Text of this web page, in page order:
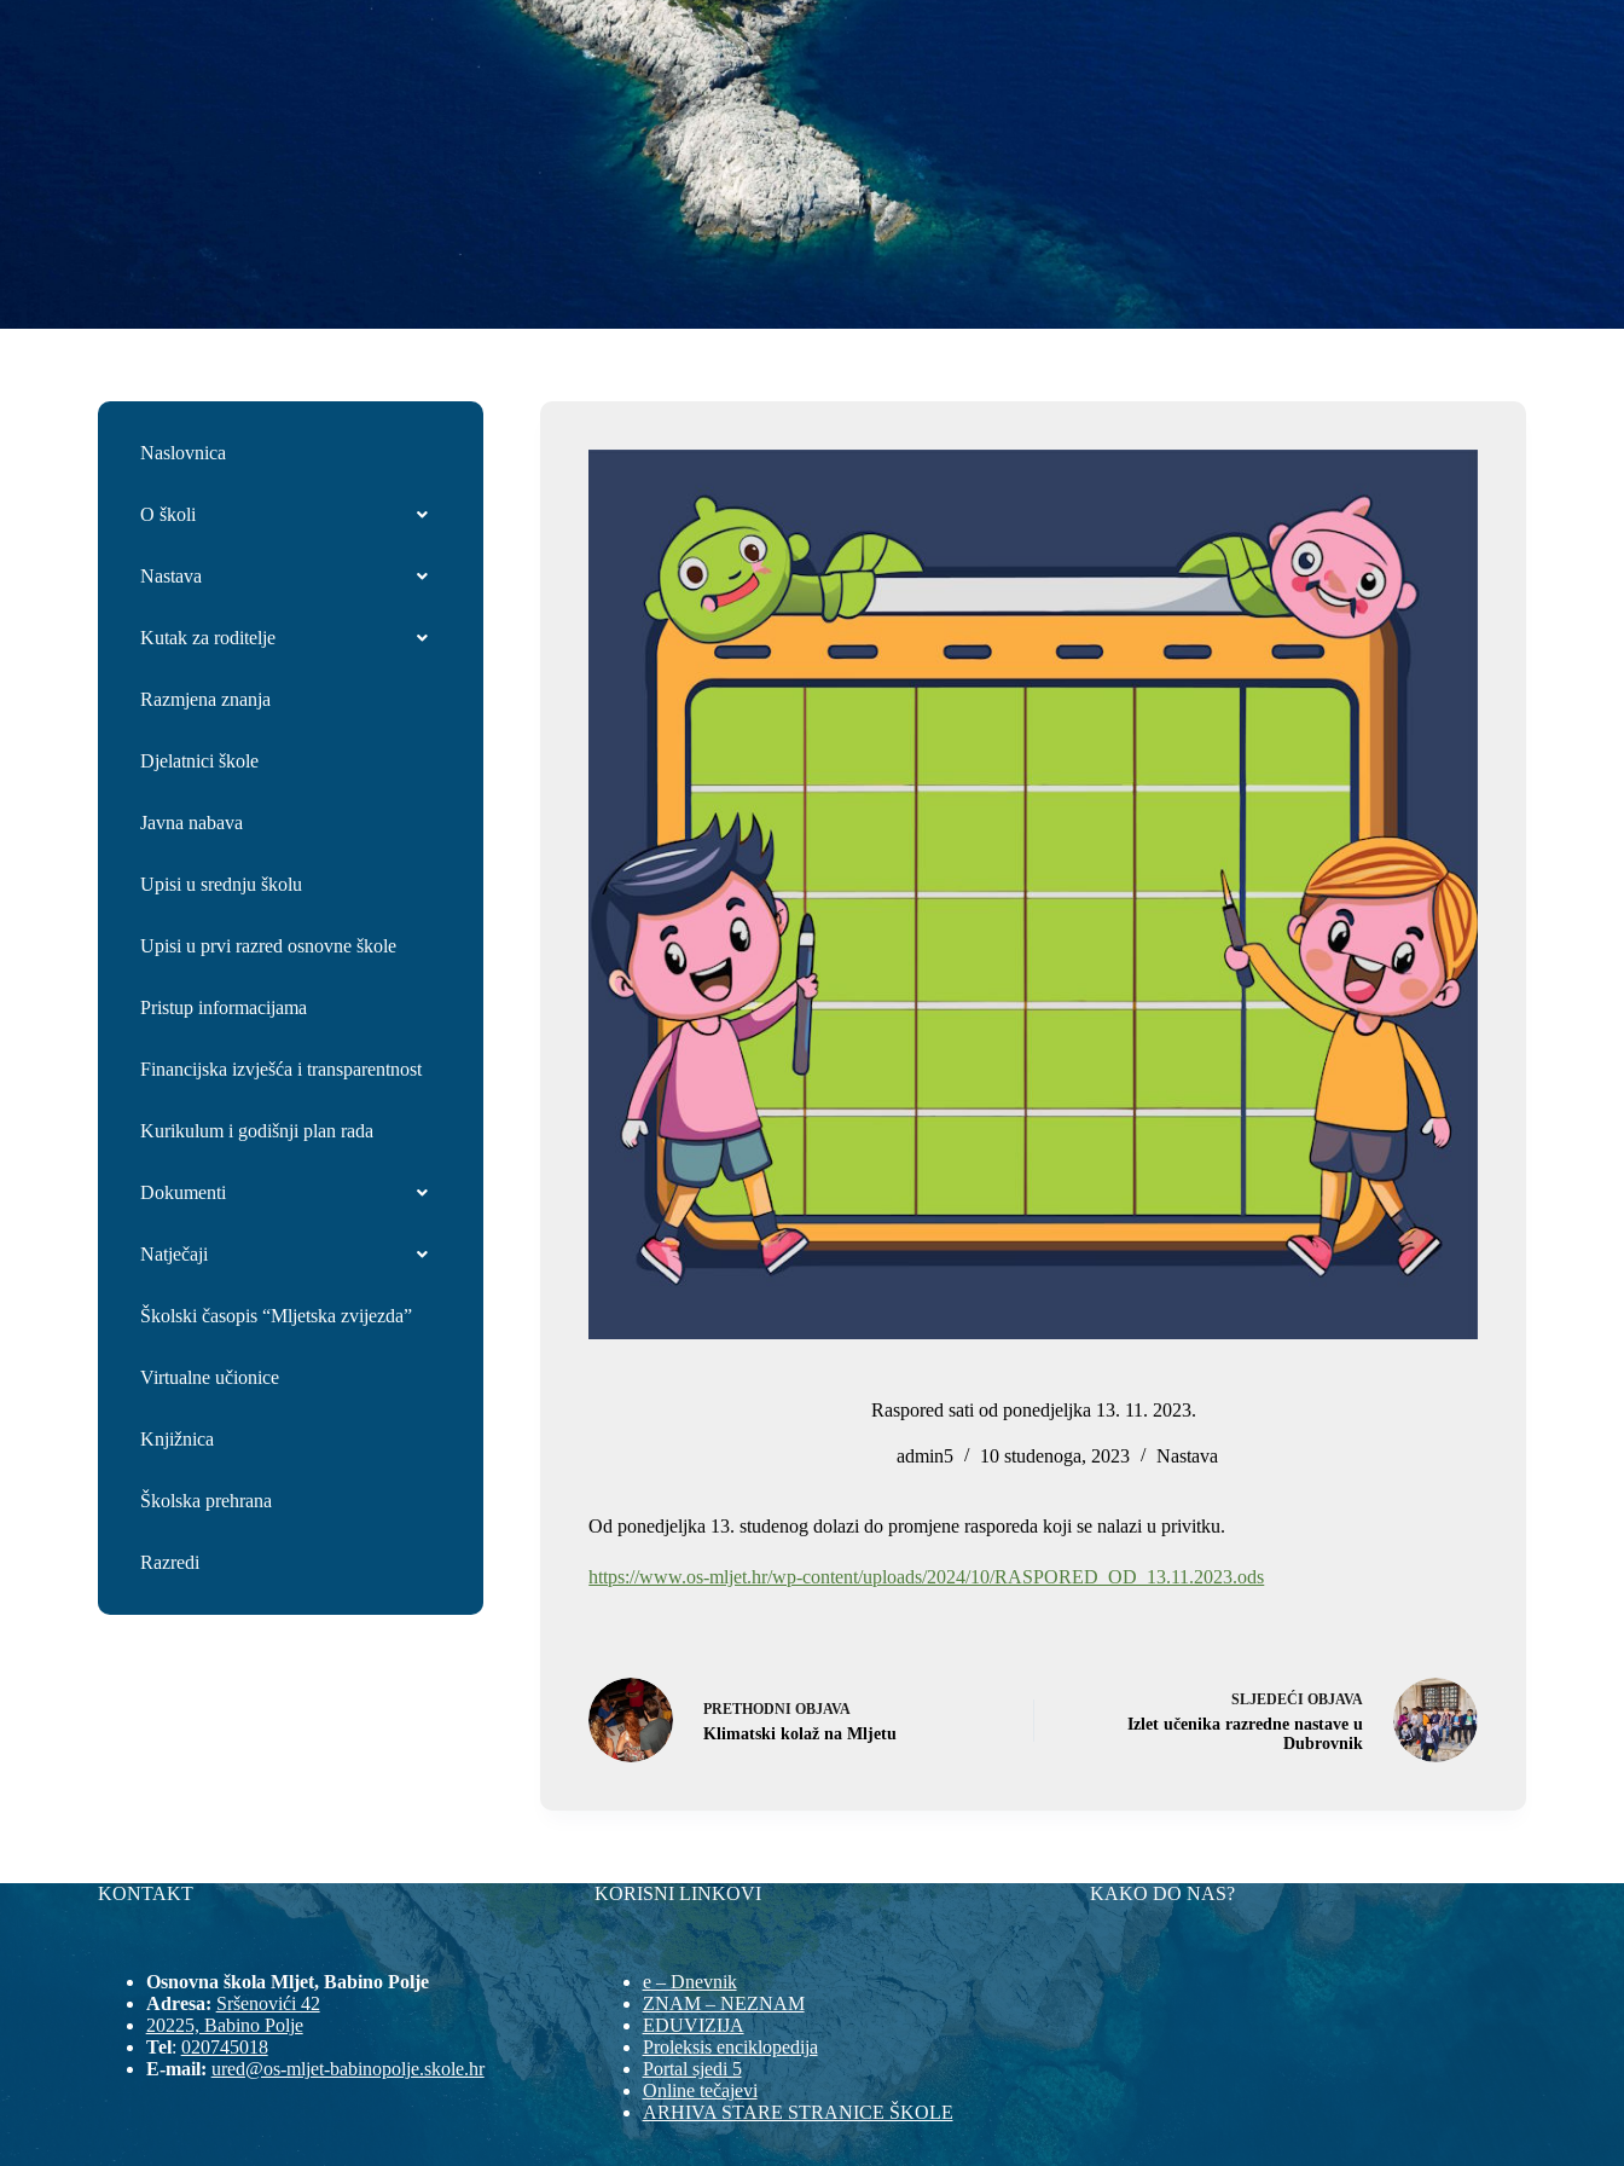
Raspored sati od ponedjeljka 13. 11. 2023.
admin5 10 studenoga, 2023 Nastava
Od ponedjeljka 13. studenog dolazi do promjene rasporeda koji se nalazi u privitku.
https://www.os-mljet.hr/wp-content/uploads/2024/10/RASPORED_OD_13.11.2023.ods
PRETHODNIOBJAVA
Klimatski kolaž na Mljetu
SLJEDEĆIOBJAVA
Izlet učenika razredne nastave u
Dubrovnik
Naslovnica
O školi
Nastava
Kutak za roditelje
Razmjena znanja
Djelatnici škole
Javna nabava
Upisi u srednju školu
Upisi u prvi razred osnovne škole
Pristup informacijama
Financijska izvješća i transparentnost
Kurikulum i godišnji plan rada
Dokumenti
Natječaji
Školski časopis “Mljetska zvijezda”
Virtualne učionice
Knjižnica
Školska prehrana
Razredi
KONTAKT
Osnovna škola Mljet, Babino Polje
Adresa: Sršenovići 42
20225, Babino Polje
Tel: 020745018
E-mail: ured@os-mljet-babinopolje.skole.hr
KORISNI LINKOVI
e – Dnevnik
ZNAM – NEZNAM
EDUVIZIJA
Proleksis enciklopedija
Portal sjedi 5
Online tečajevi
ARHIVA STARE STRANICE ŠKOLE
KAKO DO NAS?